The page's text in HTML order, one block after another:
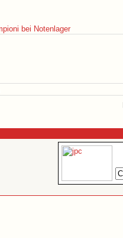
bei Notenlager